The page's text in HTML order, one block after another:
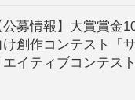
公募情報】大賞賞金
け創作コンテスト「
エイティブコンテス